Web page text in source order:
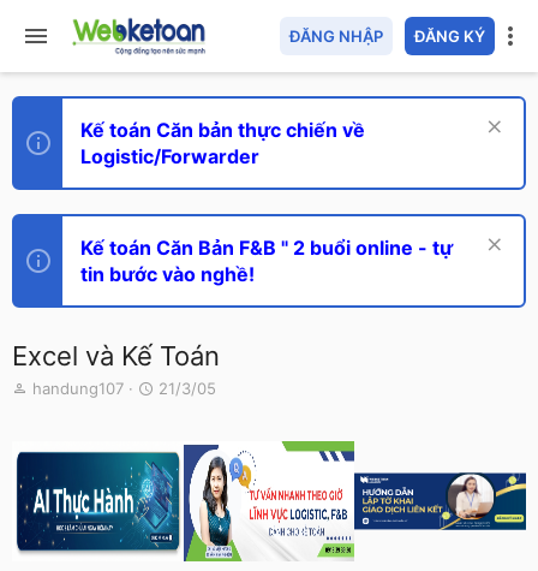
ĐĂNG NHẬP ĐĂNG KÝ
Kế toán Căn bản thực chiến về
Logistic/Forwarder
Kế toán Căn Bản F&B " 2 buổi online - tự
tin bước vào nghề!
Excel và Kế Toán
T
e
a
d
s
a
handung107
N
y
g
ử
i
21/3/05